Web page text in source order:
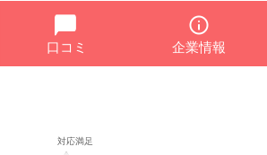
口コミ 企業情報